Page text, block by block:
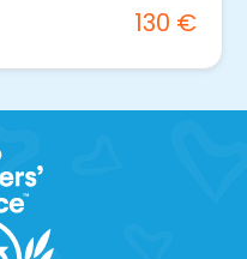
130 €